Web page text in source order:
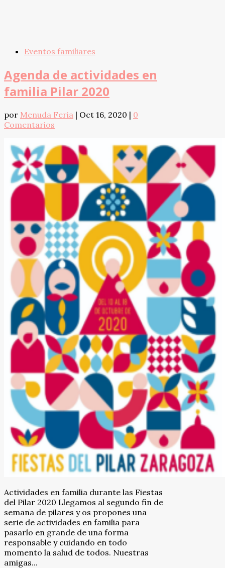
Eventos familiares
Agenda de actividades en
familia Pilar 2020
por Menuda Feria | Oct 16, 2020 | 0
Comentarios
Actividades en familia durante las Fiestas
del Pilar 2020 Llegamos al segundo fin de
semana de pilares y os propones una
serie de actividades en familia para
pasarlo en grande de una forma
responsable y cuidando en todo
momento la salud de todos. Nuestras
amigas...